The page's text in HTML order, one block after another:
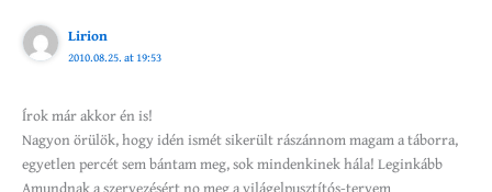
Lirion
2010.08.25. at 19:53
Írok már akkor én is!
Nagyon örülök, hogy idén ismét sikerült rászánnom magam a táborra,
egyetlen percét sem bántam meg, sok mindenkinek hála! Leginkább